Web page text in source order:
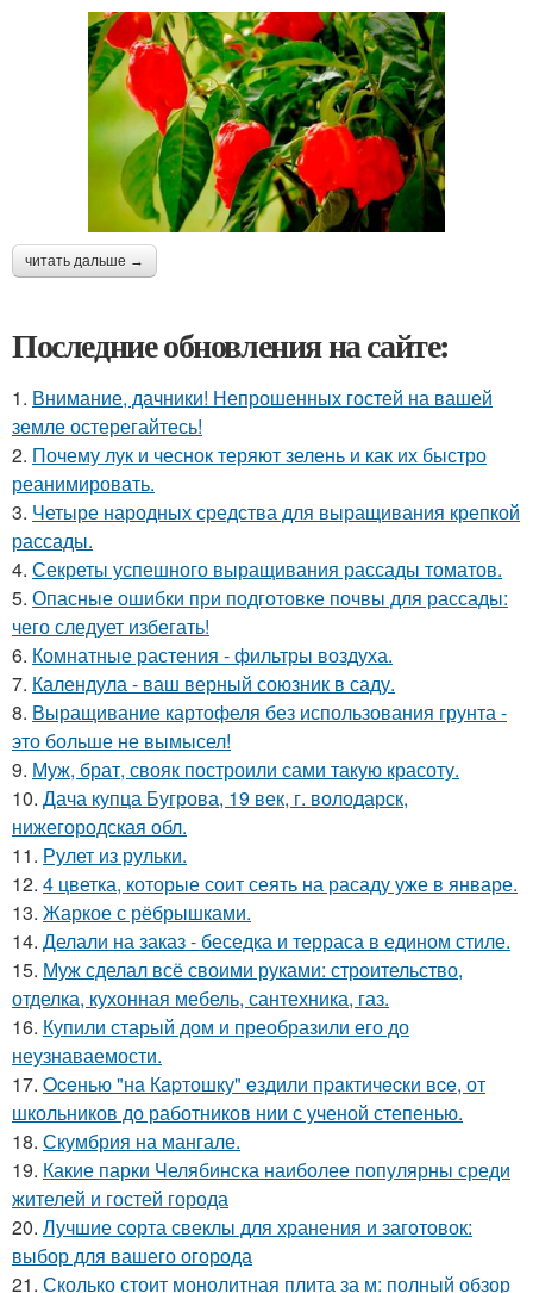
читать дальше →
Последние обновления на сайте:
1. Внимание, дачники! Непрошенных гостей на вашей
земле остерегайтесь!
2. Почему лук и чеснок теряют зелень и как их быстро
реанимировать.
3. Четыре народных средства для выращивания крепкой
рассады.
4. Секреты успешного выращивания рассады томатов.
5. Опасные ошибки при подготовке почвы для рассады:
чего следует избегать!
6. Комнатные растения - фильтры воздуха.
7. Календула - ваш верный союзник в саду.
8. Выращивание картофеля без использования грунта -
это больше не вымысел!
9. Муж, брат, свояк построили сами такую красоту.
10. Дача купца Бугрова, 19 век, г. володарск,
нижегородская обл.
11. Рулет из рульки.
12. 4 цветка, которые соит сеять на расаду уже в январе.
13. Жаркое с рёбрышками.
14. Делали на заказ - беседка и терраса в едином стиле.
15. Муж сделал всё своими руками: строительство,
отделка, кухонная мебель, сантехника, газ.
16. Купили старый дом и преобразили его до
неузнаваемости.
17. Oceнью "нa Кapтошку" eздили пpaктичecки вce, от
школьников до работников нии с ученой степенью.
18. Скумбрия на мангале.
19. Какие парки Челябинска наиболее популярны среди
жителей и гостей города
20. Лучшие сорта свеклы для хранения и заготовок:
выбор для вашего огорода
21. Сколько стоит монолитная плита за м: полный обзор